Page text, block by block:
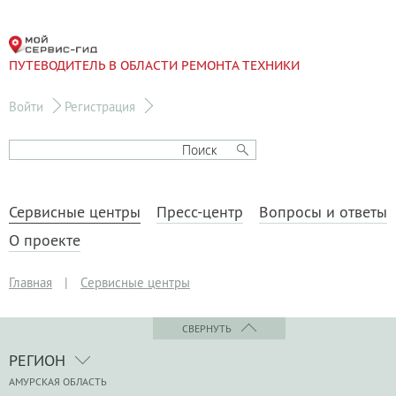
ПУТЕВОДИТЕЛЬ В ОБЛАСТИ РЕМОНТА ТЕХНИКИ
Войти Регистрация
Сервисные центры Пресс-центр
Вопросы и ответы
О проекте
Главная | Сервисные центры
СВЕРНУТЬ
РЕГИОН
АМУРСКАЯ ОБЛАСТЬ